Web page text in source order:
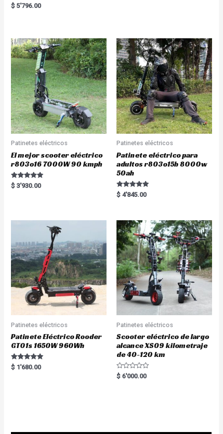
R
a
o
u
t
o
f
$ 5'796.00
t
o
f
5
Patinetes eléctricos
El mejor scooter eléctrico
r803o16 7000W 90 kmph
Rated
5.00
$ 3'930.00
Patinetes eléctricos
Patinete eléctrico para
adultos r803o15b 8000w
50ah
Rated
5.00
$ 4'845.00
Patinetes eléctricos
Patinete Eléctrico Rooder
GT01s 1650W 960Wh
Rated
5.00
$ 1'680.00
Patinetes eléctricos
Scooter eléctrico de largo
alcance XS09 kilometraje
de 40-120 km
R
a
$ 6'000.00